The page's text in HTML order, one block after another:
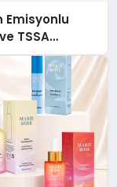
Emisyonlu
TSSA